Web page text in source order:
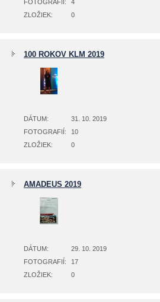
FOTOGRAFIÍ:
4
ZLOŽIEK:
0
100 ROKOV KLM 2019
DÁTUM:
31. 10. 2019
FOTOGRAFIÍ:
10
ZLOŽIEK:
0
AMADEUS 2019
DÁTUM:
29. 10. 2019
FOTOGRAFIÍ:
17
ZLOŽIEK:
0